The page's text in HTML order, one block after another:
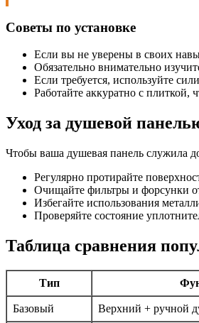
Советы по установке
Если вы не уверены в своих
Обязательно внимательно
Если требуется, используйте
Работайте аккуратно с плиткой,
Уход за душевой
Чтобы ваша душевая панель служила
Регулярно протирайте
Очищайте фильтры и форсунки
Избегайте использования
Проверяйте состояние
Таблица сравнения
Тип
Базовый Верхний + ручной